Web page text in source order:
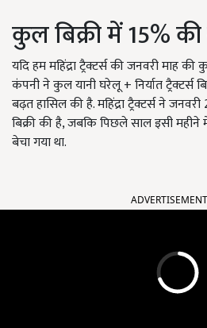
कुल बिक्री में 15%
यदि हम महिंद्रा ट्रैक्टर्स की जनवरी माह
कंपनी ने कुल यानी घरेलू + निर्यात ट्रैक्टर्स
बढ़त हासिल की है. महिंद्रा ट्रैक्टर्स ने
बिक्री की है, जबकि पिछले साल इसी
बेचा गया था.
ADVERTISEMENT